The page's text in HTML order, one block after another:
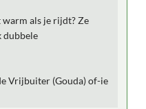
als je rijdt? Ze
dubbele
Vrijbuiter (Gouda) of-ie